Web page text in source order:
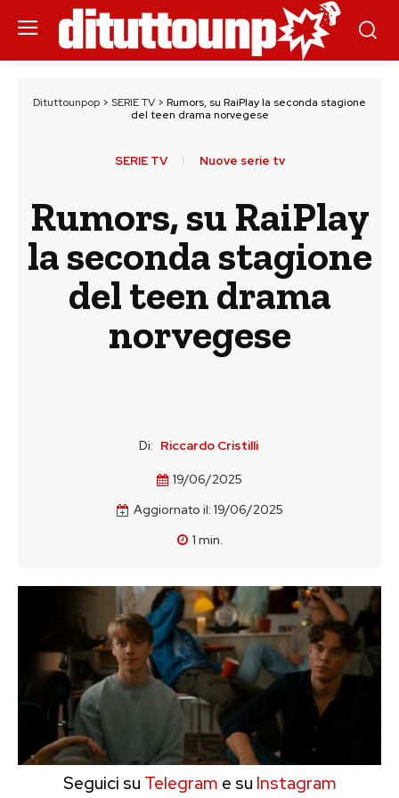
Dituttounpop > SERIE TV > Rumors, su RaiPlay la seconda stagione
del teen drama norvegese
SERIE TV Nuove serie tv
Rumors, su RaiPlay
la seconda stagione
del teen drama
norvegese
Di: Riccardo Cristilli
19/06/2025
Aggiornato il: 19/06/2025
1 min.
Seguici su Telegram e su Instagram